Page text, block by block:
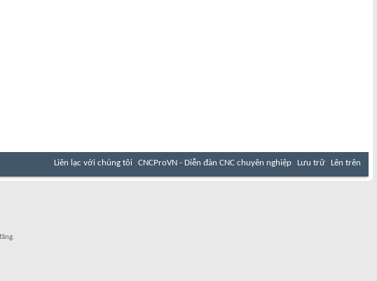
Liên lạc với chúng tôi CNCProVN - Diễn đàn CNC chuyên nghiệp Lưu trữ Lên trên